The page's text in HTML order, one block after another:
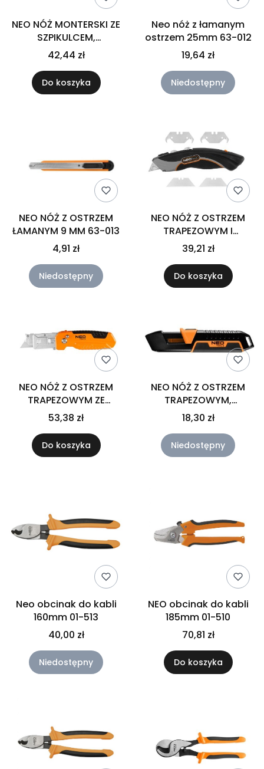
NEO NÓŻ MONTERSKI ZE
SZPIKULCEM,
DREWNIANE OKŁADKI
63-017
42,44 zł
Do koszyka
Neo nóż z łamanym
ostrzem 25mm 63-012
19,64 zł
Niedostępny
NEO NÓŻ Z OSTRZEM
ŁAMANYM 9 MM 63-013
4,91 zł
Niedostępny
NEO NÓŻ Z OSTRZEM
TRAPEZOWYM I
HAKOWYM, METALOWY
KORPUS 6 OSTRZY 63-
700
39,21 zł
Do koszyka
NEO NÓŻ Z OSTRZEM
TRAPEZOWYM ZE
SKROBAKIEM 63-708
53,38 zł
Do koszyka
NEO NÓŻ Z OSTRZEM
TRAPEZOWYM,
BEZPIECZNY 63-704
18,30 zł
Niedostępny
Neo obcinak do kabli
160mm 01-513
40,00 zł
Niedostępny
NEO obcinak do kabli
185mm 01-510
70,81 zł
Do koszyka